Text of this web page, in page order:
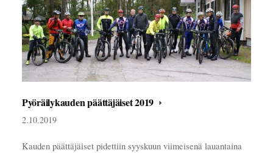
Pyöräilykauden päättäjäiset 2019
2.10.2019
Kauden päättäjäiset pidettiin syyskuun viimeisenä lauantaina